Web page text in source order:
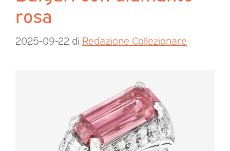
rosa
2025-09-22 di Redazione Collezionare